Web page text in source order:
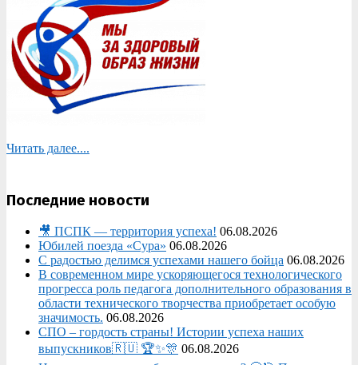
Читать далее....
Последние новости
🎥 ПСПК — территория успеха! 06.08.2026
Юбилей поезда «Сура» 06.08.2026
С радостью делимся успехами нашего бойца 06.08.2026
В современном мире ускоряющегося технологического
прогресса роль педагога дополнительного образования в
области технического творчества приобретает особую
значимость. 06.08.2026
СПО – гордость страны! Истории успеха наших
выпускников🇷🇺 🏆✨🎊 06.08.2026